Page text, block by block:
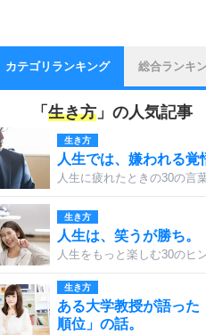
カテゴリランキング 総合ランキ
「 生き方 」の人気記事
生き方
人生では、嫌われる覚
人生に疲れたときの30の言
生き方
人生は、笑うが勝ち。
人生をもっと楽しむ30のヒ
生き方
ある大学教授が語った
順位」の話。